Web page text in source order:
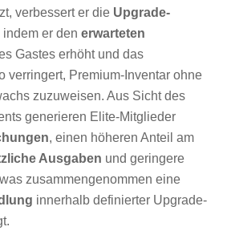
verbessert er die Upgrade-
indem er denerwarteten
Gastes erhöht und das
verringert, Premium-Inventar ohne
zuzuweisen. Aus Sicht des
generieren Elite-Mitglieder
, einen höheren Anteil am
Ausgaben und geringere
zusammengenommen eine
innerhalb definierter Upgrade-